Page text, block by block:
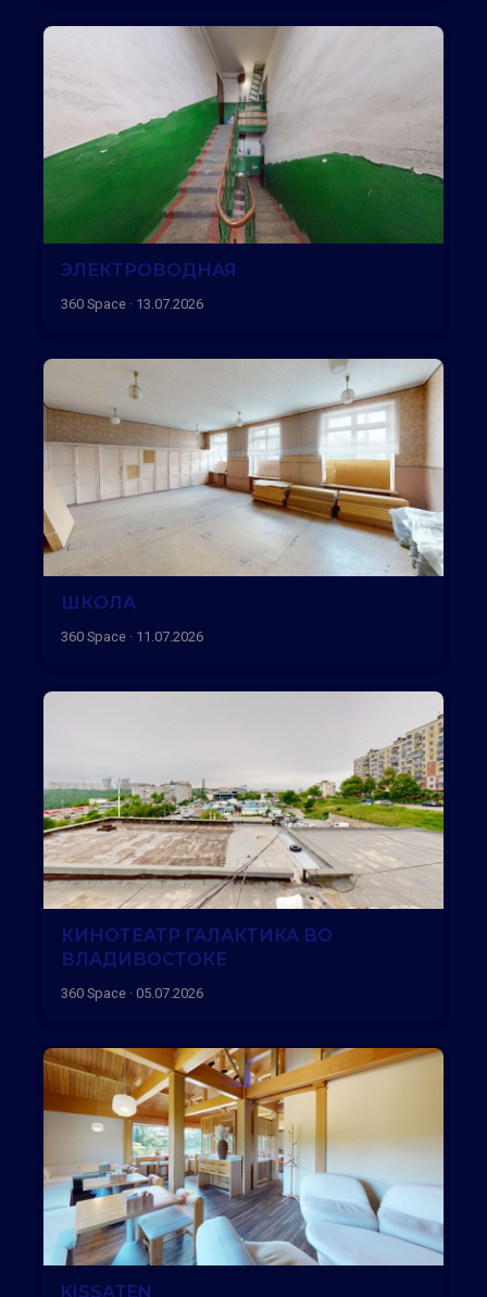
ЭЛЕКТРОВОДНАЯ
360 Space · 13.07.2026
ШКОЛА
360 Space · 11.07.2026
КИНОТЕАТР ГАЛАКТИКА ВО
ВЛАДИВОСТОКЕ
360 Space · 05.07.2026
KISSATEN